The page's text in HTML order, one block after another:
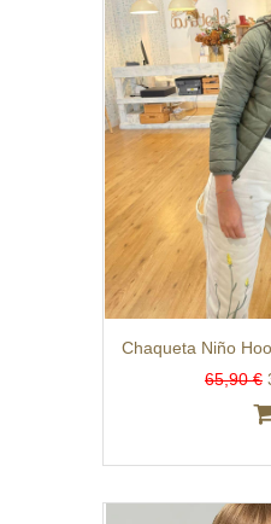
Chaqueta Niño
65,90 €